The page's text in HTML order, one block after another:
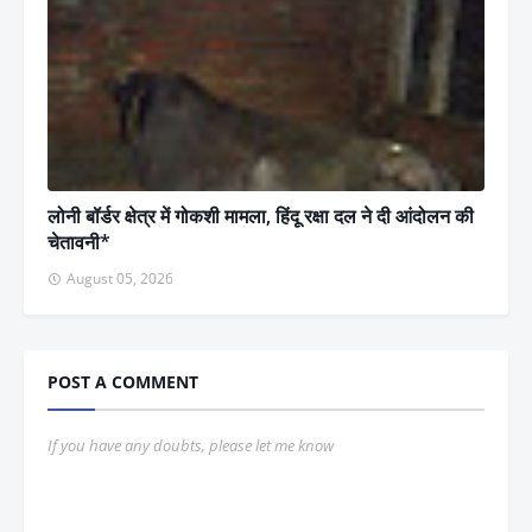
लोनी बॉर्डर क्षेत्र में गोकशी मामला, हिंदू रक्षा दल ने दी आंदोलन की
चेतावनी*
August 05, 2026
POST A COMMENT
If you have any doubts, please let me know